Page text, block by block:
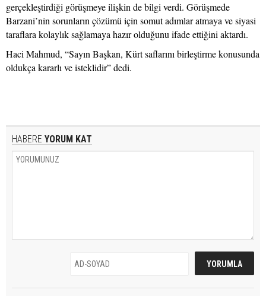
gerçekleştirdiği görüşmeye ilişkin de bilgi verdi. Görüşmede
Barzani’nin sorunların çözümü için somut adımlar atmaya ve siyasi
taraflara kolaylık sağlamaya hazır olduğunu ifade ettiğini aktardı.
Haci Mahmud, “Sayın Başkan, Kürt saflarını birleştirme konusunda
oldukça kararlı ve isteklidir” dedi.
HABERE YORUM KAT